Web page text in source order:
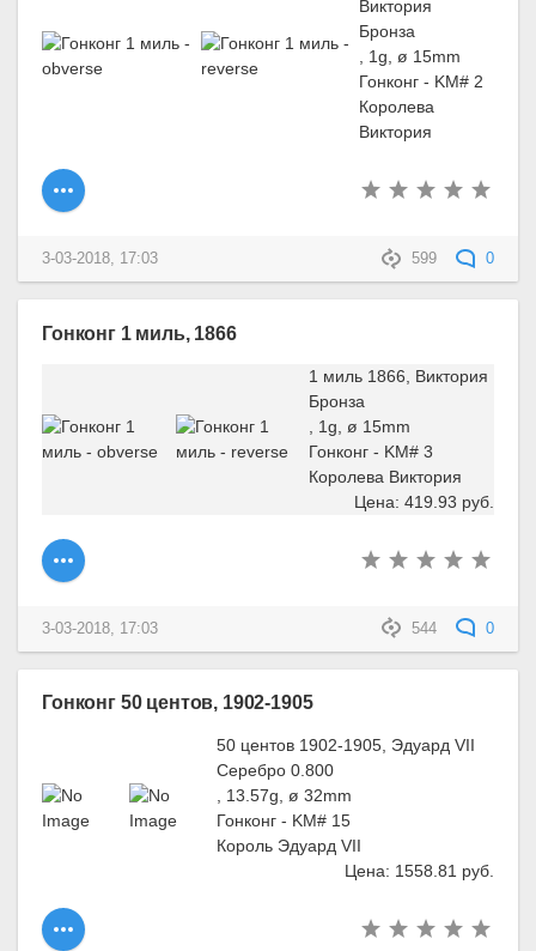
Виктория
Бронза
, 1g, ø 15mm
Гонконг - KM# 2
Королева
Виктория
599 0
3-03-2018, 17:03
Гонконг 1 миль, 1866
1 миль 1866, Виктория
Бронза
, 1g, ø 15mm
Гонконг - KM# 3
Королева Виктория
Цена: 419.93 руб.
544 0
3-03-2018, 17:03
Гонконг 50 центов, 1902-1905
50 центов 1902-1905, Эдуард VII
Серебро 0.800
, 13.57g, ø 32mm
Гонконг - KM# 15
Король Эдуард VII
Цена: 1558.81 руб.